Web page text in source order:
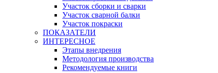
Участок сборки и сварки
Участок сварной балки
Участок покраски
ПОКАЗАТЕЛИ
ИНТЕРЕСНОЕ
Этапы внедрения
Методология производства
Рекомендуемые книги